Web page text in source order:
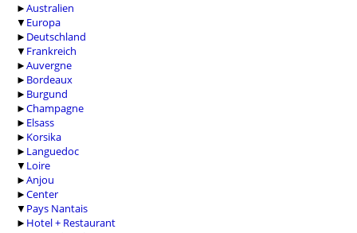
►Australien
▼ Europa
► Deutschland
▼ Frankreich
►Auvergne
► Bordeaux
► Burgund
►Champagne
► Elsass
► Korsika
► Languedoc
▼ Loire
►Anjou
►Center
▼ Pays Nantais
► Hotel + Restaurant